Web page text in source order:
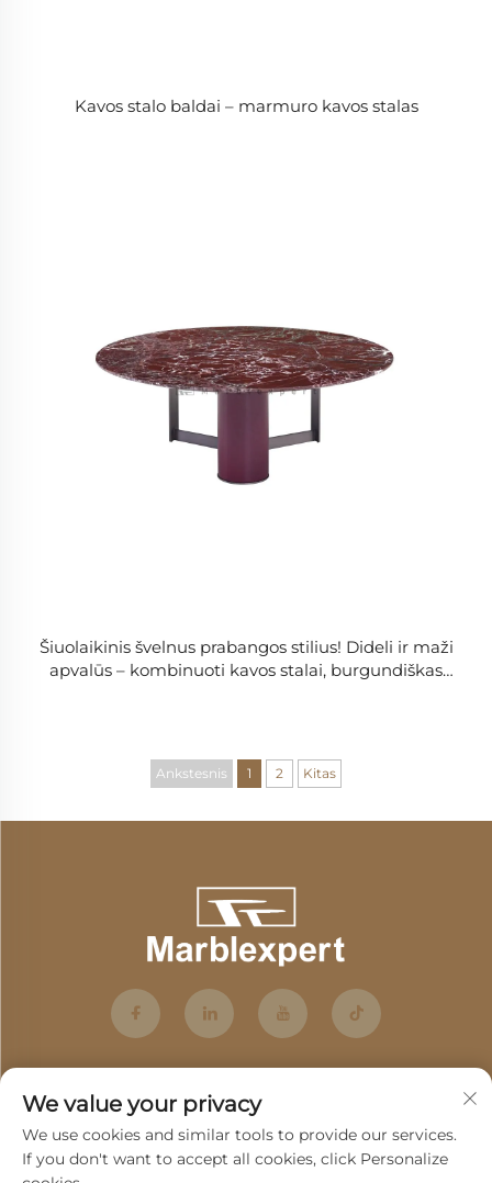
Kavos stalo baldai – marmuro kavos stalas
Šiuolaikinis švelnus prabangos stilius! Dideli ir maži
apvalūs – kombinuoti kavos stalai, burgundiškas
Ankstesnis 1 2 Kitas
We value your privacy
We use cookies and similar tools to provide our services.
If you don't want to accept all cookies, click Personalize